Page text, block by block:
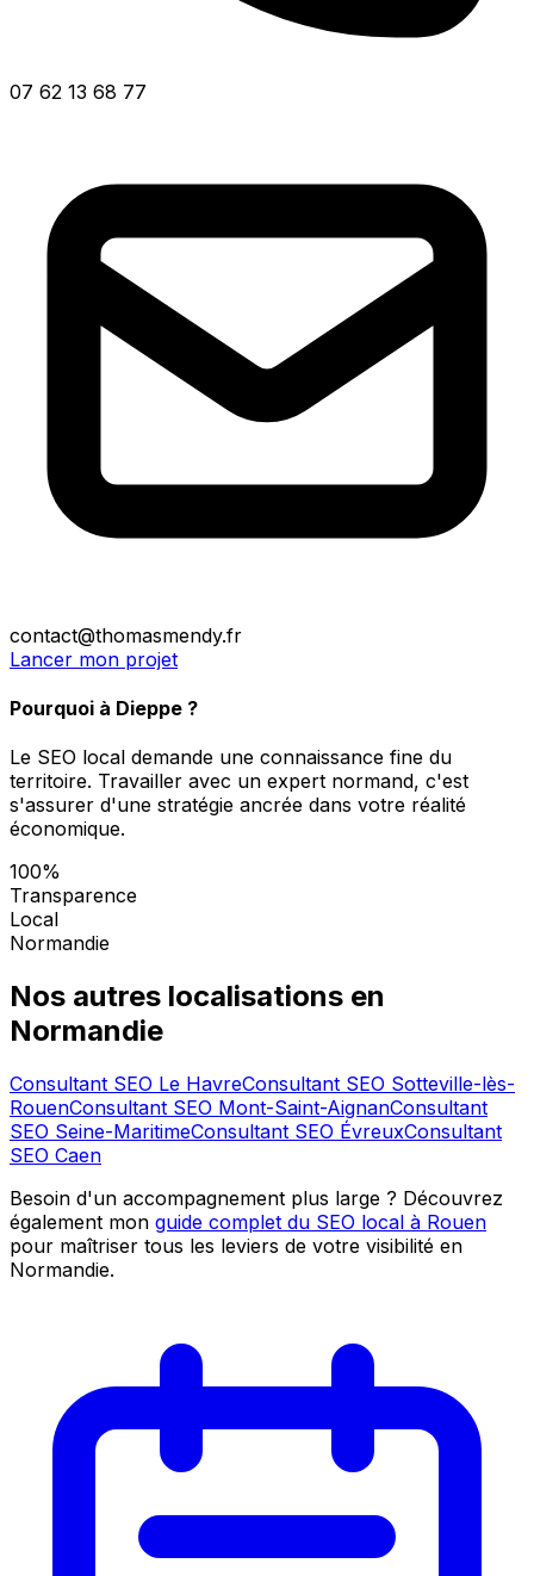
07 62 13 68 77
contact@thomasmendy.fr
Lancer mon projet
Pourquoi à Dieppe ?
Le SEO local demande une connaissance fine du
territoire. Travailler avec un expert normand, c'est
s'assurer d'une stratégie ancrée dans votre réalité
économique.
100%
Transparence
Local
Normandie
Nos autres localisations en
Normandie
Consultant SEO Le HavreConsultant SEO Sotteville-lès-
RouenConsultant SEO Mont-Saint-AignanConsultant
SEO Seine-MaritimeConsultant SEO ÉvreuxConsultant
SEO Caen
Besoin d'un accompagnement plus large ? Découvrez
également mon guide complet du SEO local à Rouen
pour maîtriser tous les leviers de votre visibilité en
Normandie.